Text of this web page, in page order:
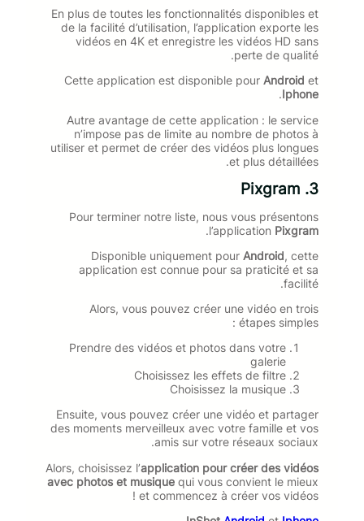
En plus de toutes les fonctionnalités disponibles et
de la facilité d’utilisation, l’application exporte les
vidéos en 4K et enregistre les vidéos HD sans
perte de qualité.
Cette application est disponible pour Android et
Iphone
.
Autre avantage de cette application : le service
n’impose pas de limite au nombre de photos à
utiliser et permet de créer des vidéos plus longues
et plus détaillées.
3. Pixgram
Pour terminer notre liste, nous vous présentons
l’application Pixgram
.
Disponible uniquement pour Android, cette
application est connue pour sa praticité et sa
facilité.
Alors, vous pouvez créer une vidéo en trois
étapes simples :
Prendre des vidéos et photos dans votre
galerie
Choisissez les effets de filtre
Choisissez la musique
Ensuite, vous pouvez créer une vidéo et partager
des moments merveilleux avec votre famille et vos
amis sur votre réseaux sociaux.
Alors, choisissez l’application pour créer des vidéos
avec photos et musique qui vous convient le mieux
et commencez à créer vos vidéos !